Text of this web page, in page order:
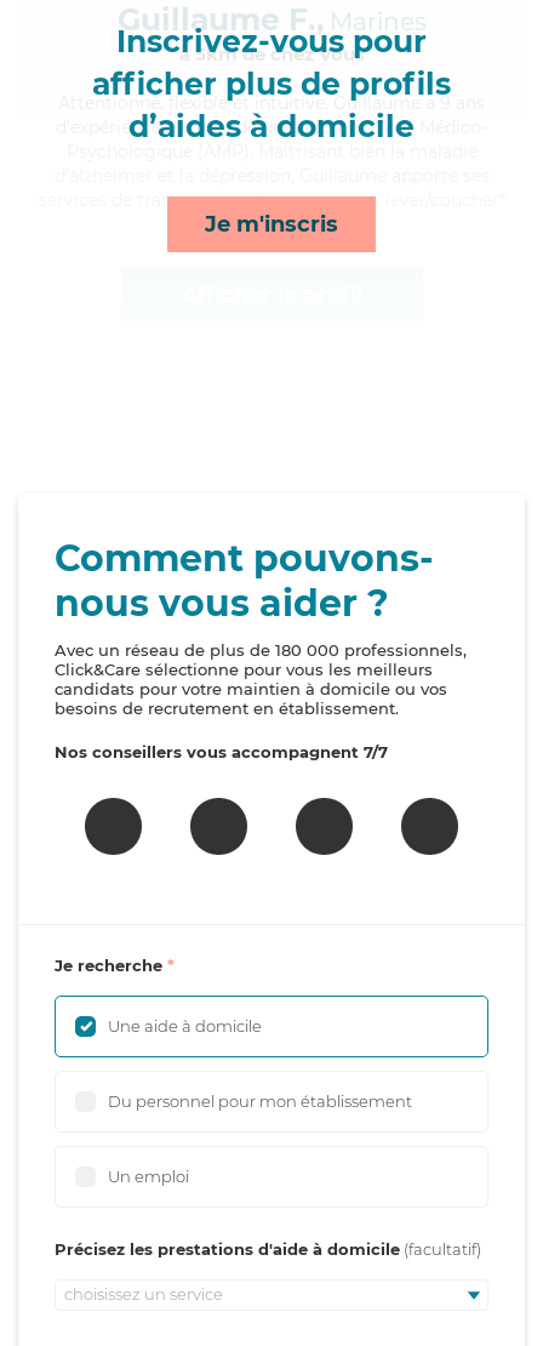
Inscrivez-vous pour
afficher plus de profils
d’aides à domicile
Je m'inscris
Guillaume F., Marines
à 5km de chez Vous
, flexible et intuitive, Guillaume a 9 ans
d'expérience et possède un diplôme d'Aide Médico-
services de transports, ménage, repas et lever/coucher*
Comment pouvons-
nous vous aider ?
Avec un réseau de plus de 180 000 professionnels,
Click&Care sélectionne pour vous les meilleurs
candidats pour votre maintien à domicile ou vos
besoins de recrutement en établissement.
Nos conseillers vous accompagnent 7/7
Je recherche
Une aide à domicile
Du personnel pour mon établissement
Un emploi
Précisez les prestations d'aide à domicile
choisissez un service